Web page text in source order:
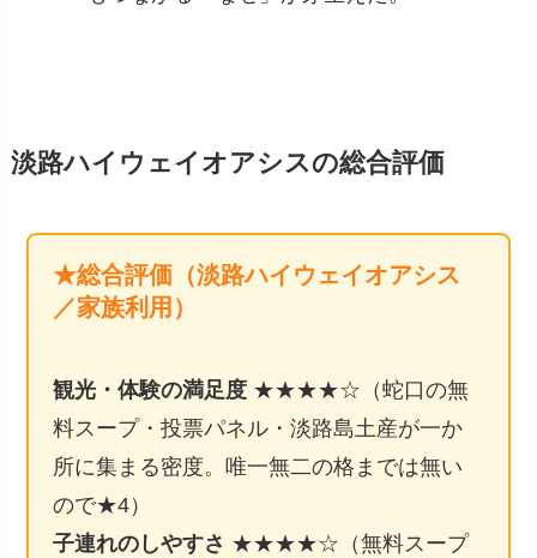
淡路ハイウェイオアシスの総合評価
★総合評価（淡路ハイウェイオアシス
／家族利用）
観光・体験の満足度 ★★★★☆（蛇口の無
料スープ・投票パネル・淡路島土産が一か
所に集まる密度。唯一無二の格までは無い
ので★4）
子連れのしやすさ ★★★★☆（無料スープ